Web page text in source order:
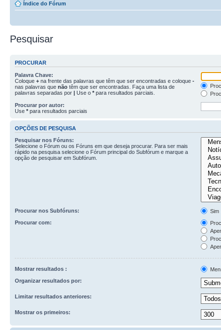
Índice do Fórum
Pesquisar
PROCURAR
Palavra Chave:
Coloque + na frente das palavras que têm que ser encontradas e coloque -
nas palavras que não têm que ser encontradas. Faça uma lista de
palavras separadas por | Use o * para resultados parciais.
Procurar por autor:
Use * para resultados parciais
OPÇÕES DE PESQUISA
Pesquisar nos Fóruns:
Selecione o Fórum ou os Fóruns em que deseja procurar. Para ser mais
rápido na pesquisa selecione o Fórum principal do Subfórum e marque a
opção de pesquisar em Subfórum.
Procurar nos Subfóruns:
Sim
Procurar com:
Mostrar resultados :
Organizar resultados por:
Limitar resultados anteriores:
Mostrar os primeiros: